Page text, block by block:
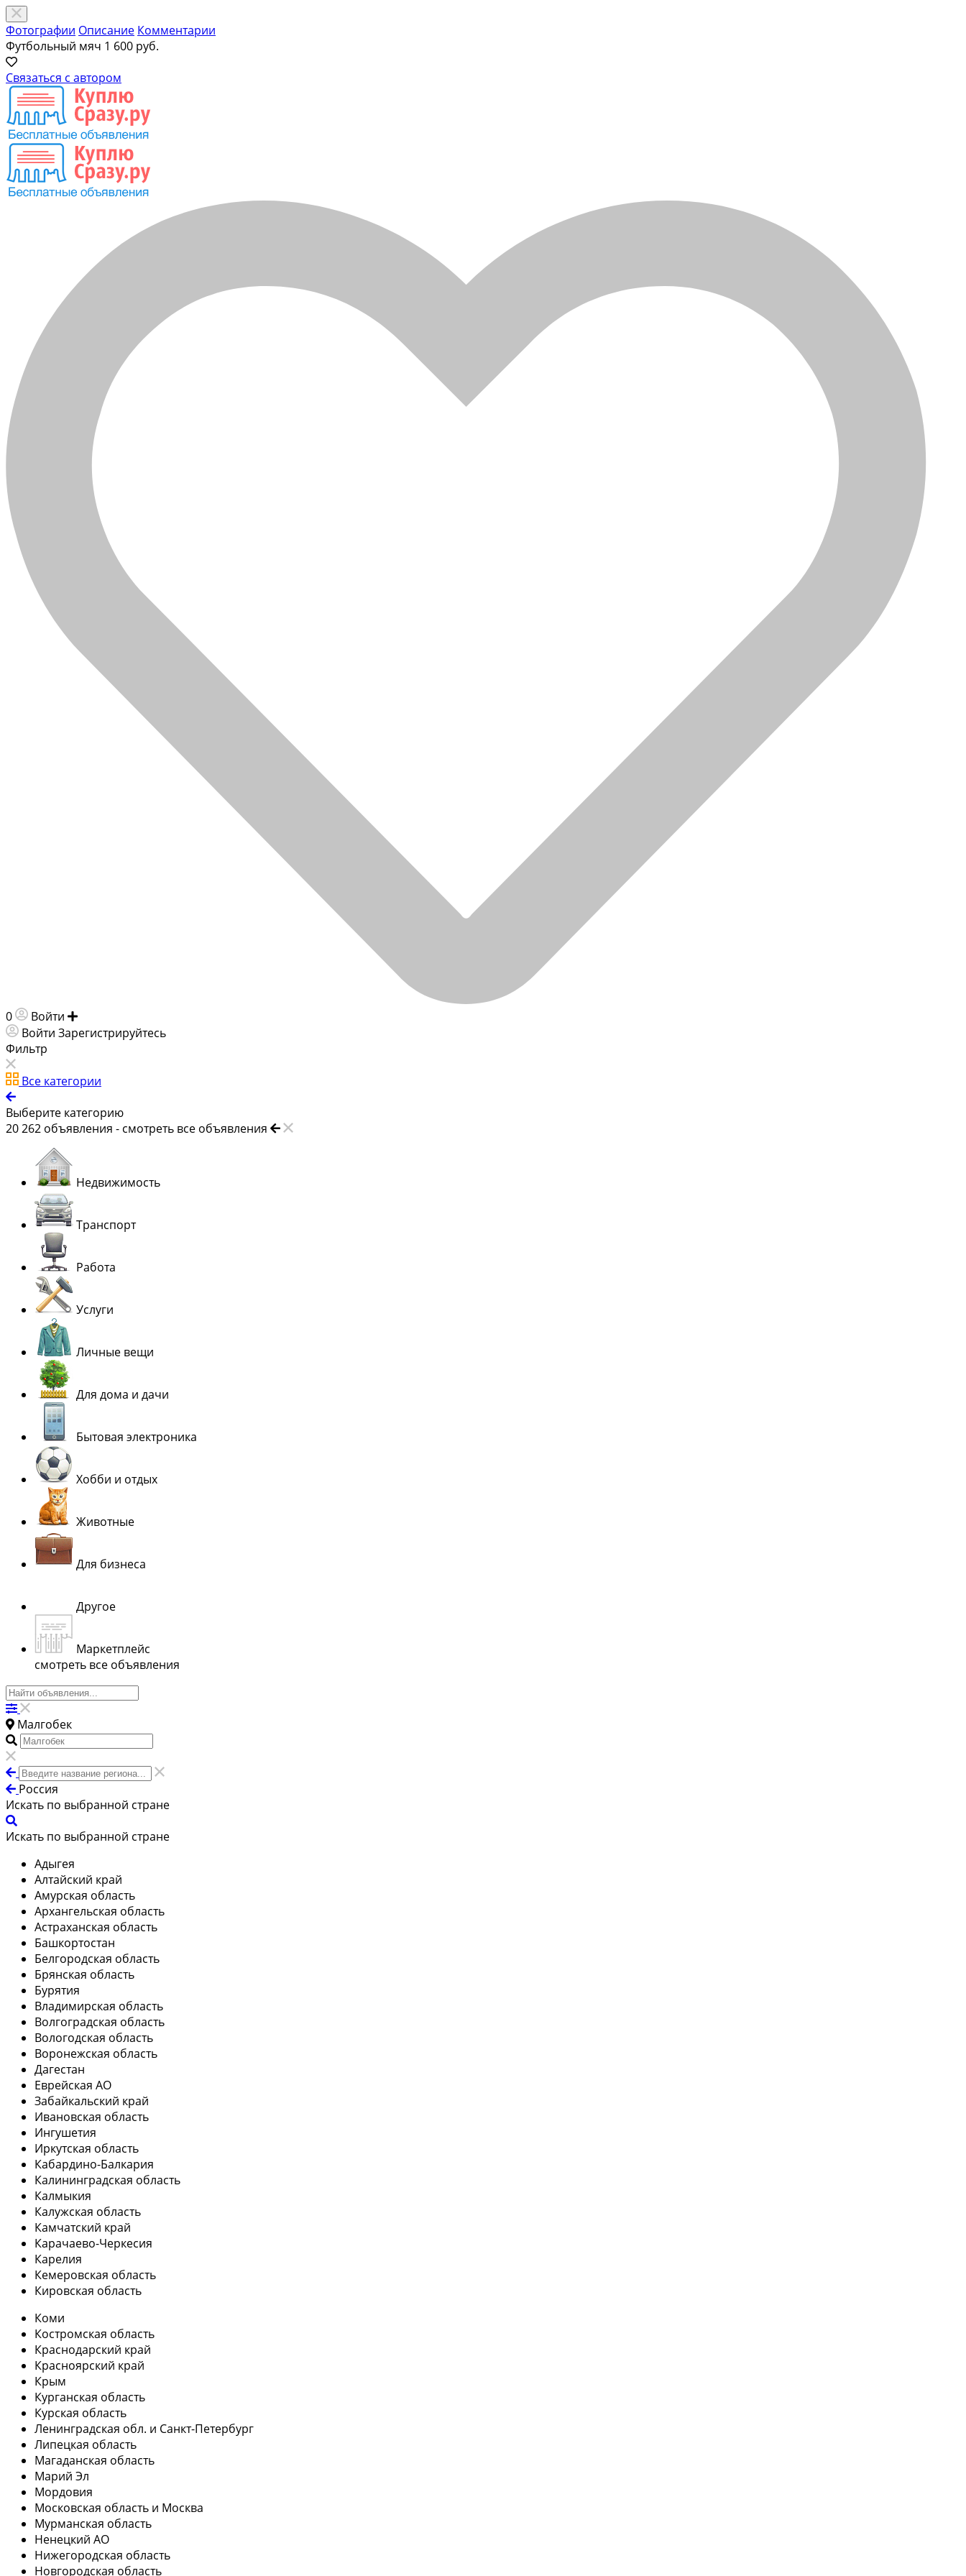
Фотографии Описание Комментарии
Футбольный мяч 1 600 руб.
Связаться с автором
0 Войти
Войти Зарегистрируйтесь
Фильтр
Все категории
Выберите категорию
20 262 объявления - смотреть все объявления
Недвижимость
Транспорт
Работа
Услуги
Личные вещи
Для дома и дачи
Бытовая электроника
Хобби и отдых
Животные
Для бизнеса
Другое
Маркетплейс
смотреть все объявления
Малгобек
Россия
Искать по выбранной стране
Искать по выбранной стране
Адыгея
Алтайский край
Амурская область
Архангельская область
Астраханская область
Башкортостан
Белгородская область
Брянская область
Бурятия
Владимирская область
Волгоградская область
Вологодская область
Воронежская область
Дагестан
Еврейская АО
Забайкальский край
Ивановская область
Ингушетия
Иркутская область
Кабардино-Балкария
Калининградская область
Калмыкия
Калужская область
Камчатский край
Карачаево-Черкесия
Карелия
Кемеровская область
Кировская область
Коми
Костромская область
Краснодарский край
Красноярский край
Крым
Курганская область
Курская область
Ленинградская обл. и Санкт-Петербург
Липецкая область
Магаданская область
Марий Эл
Мордовия
Московская область и Москва
Мурманская область
Ненецкий АО
Нижегородская область
Новгородская область